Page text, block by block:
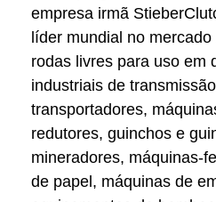
empresa irmã
líder mundial no
rodas livres para uso em
industriais de
transportadores,
redutores, guinchos e
mineradores, máquinas-
de papel, máquinas de